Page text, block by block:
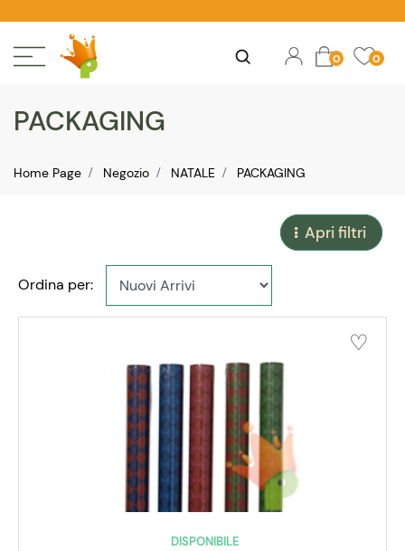
Open Open
0 0
PACKAGING
Home Page Negozio NATALE PACKAGING
Apri filtri
Ordina per:
DISPONIBILE